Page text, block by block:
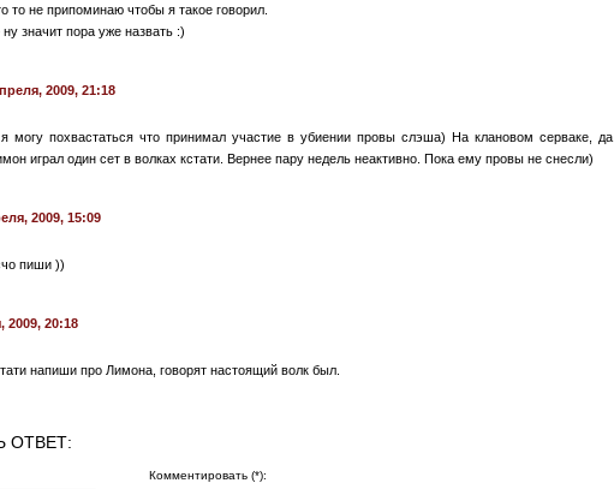
то не припоминаю чтобы я такое говорил.
значит пора уже назвать :)
2009, 21:18
могу похвастаться что принимал участие в убиении провы слэша) На клановом серваке, да.
играл один сет в волках кстати. Вернее пару недель неактивно. Пока ему провы не снесли)
2009, 15:09
пиши ))
2009, 20:18
напиши про Лимона, говорят настоящий волк был.
ОТВЕТ:
Комментировать (*):